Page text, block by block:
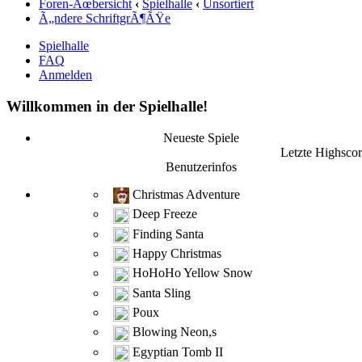
Foren-Ãœbersicht ‹ Spielhalle ‹ Unsortiert
Ã„ndere SchriftgrÃ¶ÃŸe
Spielhalle
FAQ
Anmelden
Willkommen in der Spielhalle!
Neueste Spiele
Letzte
Benutzerinfos
Christmas Adventure
Deep Freeze
Finding Santa
Happy Christmas
HoHoHo Yellow Snow
Santa Sling
Poux
Blowing Neon,s
Egyptian Tomb II